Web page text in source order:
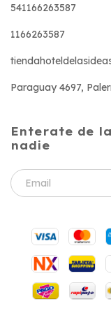
541166263587
1166263587
Paraguay 4697,
Enterate de
nadie